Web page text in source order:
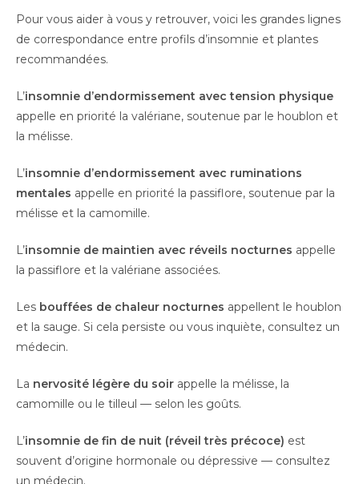
Pour vous aider à vous y retrouver, voici les grandes lignes
de correspondance entre profils d’insomnie et plantes
recommandées.
L’insomnie d’endormissement avec tension physique
appelle en priorité la valériane, soutenue par le houblon et
la mélisse.
L’insomnie d’endormissement avec ruminations
mentales appelle en priorité la passiflore, soutenue par la
mélisse et la camomille.
L’insomnie de maintien avec réveils nocturnes appelle
la passiflore et la valériane associées.
Les bouffées de chaleur nocturnes appellent le houblon
et la sauge. Si cela persiste ou vous inquiète, consultez un
médecin.
La nervosité légère du soir appelle la mélisse, la
camomille ou le tilleul — selon les goûts.
L’insomnie de fin de nuit (réveil très précoce) est
souvent d’origine hormonale ou dépressive — consultez
un médecin.